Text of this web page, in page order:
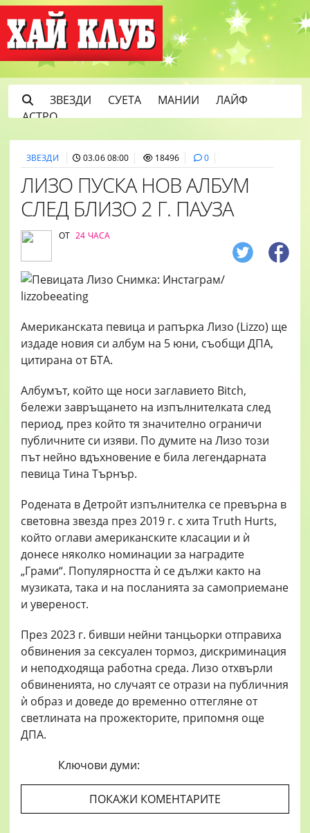
ЗВЕЗДИ СУЕТА МАНИИ
ЛАЙФ
АСТРО
ЗВЕЗДИ 03.06 08:00 18496 0
ЛИЗО ПУСКА НОВ АЛБУМ
СЛЕД БЛИЗО 2 Г. ПАУЗА
ОТ 24 ЧАСА
Американската певица и рапърка Лизо (Lizzo) ще
издаде новия си албум на 5 юни, съобщи ДПА,
цитирана от БТА.
Албумът, който ще носи заглавието Bitch,
бележи завръщането на изпълнителката след
период, през който тя значително ограничи
публичните си изяви. По думите на Лизо този
път нейно вдъхновение е била легендарната
певица Тина Търнър.
Родената в Детройт изпълнителка се превърна в
световна звезда през 2019 г. с хита Truth Hurts,
който оглави американските класации и ѝ
донесе няколко номинации за наградите
„Грами“. Популярността ѝ се дължи както на
музиката, така и на посланията за самоприемане
и увереност.
През 2023 г. бивши нейни танцьорки отправиха
обвинения за сексуален тормоз, дискриминация
и неподходяща работна среда. Лизо отхвърли
обвиненията, но случаят се отрази на публичния
ѝ образ и доведе до временно оттегляне от
светлината на прожекторите, припомня още
ДПА.
Ключови думи:
ПОКАЖИ КОМЕНТАРИТЕ